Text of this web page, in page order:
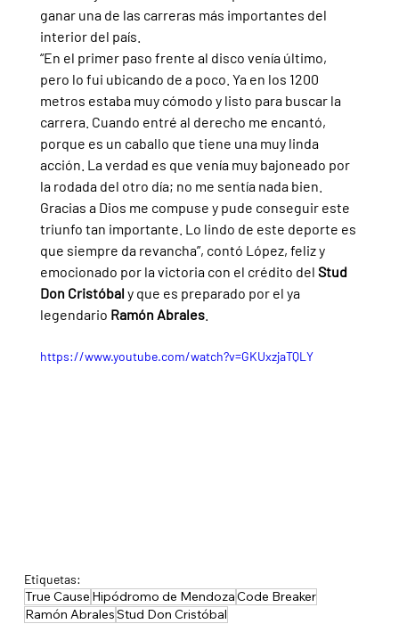
ganar una de las carreras más importantes del
interior del país.
“En el primer paso frente al disco venía último,
pero lo fui ubicando de a poco. Ya en los 1200
metros estaba muy cómodo y listo para buscar la
carrera. Cuando entré al derecho me encantó,
porque es un caballo que tiene una muy linda
acción. La verdad es que venía muy bajoneado por
la rodada del otro día; no me sentía nada bien.
Gracias a Dios me compuse y pude conseguir este
triunfo tan importante. Lo lindo de este deporte es
que siempre da revancha”, contó López, feliz y
emocionado por la victoria con el crédito del Stud
Don Cristóbal y que es preparado por el ya
legendario Ramón Abrales.
https://www.youtube.com/watch?v=GKUxzjaTQLY
Etiquetas:
True Cause Hipódromo de MendozaCode Breaker
Ramón AbralesStud Don Cristóbal